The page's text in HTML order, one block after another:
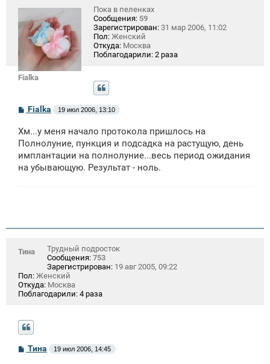
Fialka
Пока в пеленках
Сообщения: 59
Зарегистрирован: 31 мар 2006, 11:02
Пол: Женский
Откуда: Москва
Поблагодарили: 2 раза
С
б
щ
н
и
Fialka 19 июл 2006, 13:10
Хм...у меня начало протокола пришлось на
Полнолуние, пункция и подсадка на растущую, день
имплантации на полнолуние...весь период ожидания
на убывающую. Результат - ноль.
Тина
Трудный подросток
Сообщения: 753
Зарегистрирован: 19 авг 2005, 09:22
Пол: Женский
Откуда: Москва
Поблагодарили: 4 раза
С
о
Тина 19 июл 2006, 14:45